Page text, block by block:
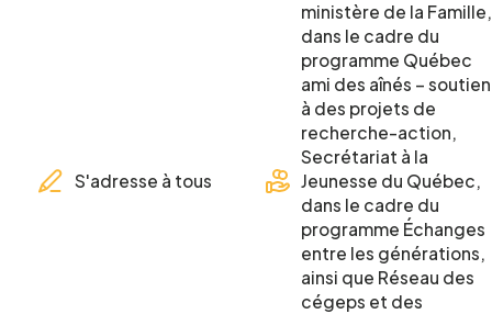
S'adresse à tous
ministère de la Famille,
dans le cadre du
programme Québec
ami des aînés – soutien
à des projets de
recherche-action,
Secrétariat à la
Jeunesse du Québec,
dans le cadre du
programme Échanges
entre les générations,
ainsi que Réseau des
cégeps et des